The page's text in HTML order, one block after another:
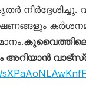
നിർദ്ദേശിച്ചു.